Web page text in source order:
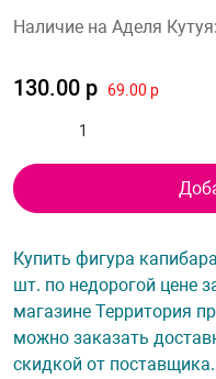
Наличие на Аделя Кутуя:
130.00 р 69.00 р
Купить фигура
шт. по недорогой цене
магазине Территория
можно заказать
скидкой от